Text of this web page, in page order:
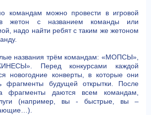
командам можно провести в игровой
жетон с названием команды или
надо найти ребят с таким же жетоном
названия трём командам: «МОПСЫ»,
Перед конкурсами каждой
новогодние конверты, в которые они
фрагменты будущей открытки. После
фрагменты даются всем командам,
(например, вы - быстрые, вы –